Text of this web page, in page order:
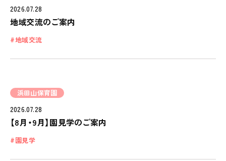
ピノキオハウス
cocoiro
保護者様の声
2026.07.28
地域交流のご案内
地域交流
浜田山保育園
2026.07.28
【8月・9月】園見学のご案内
園見学